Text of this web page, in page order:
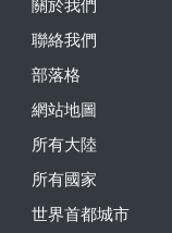
關於我們
聯絡我們
部落格
網站地圖
所有大陸
所有國家
世界首都城市